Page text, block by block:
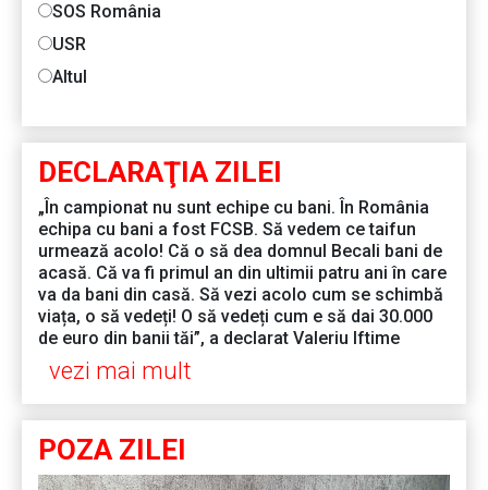
SOS România
USR
Altul
DECLARAŢIA ZILEI
„În campionat nu sunt echipe cu bani. În România
echipa cu bani a fost FCSB. Să vedem ce taifun
urmează acolo! Că o să dea domnul Becali bani de
acasă. Că va fi primul an din ultimii patru ani în care
va da bani din casă. Să vezi acolo cum se schimbă
viața, o să vedeți! O să vedeți cum e să dai 30.000
de euro din banii tăi”, a declarat Valeriu Iftime
vezi mai mult
POZA ZILEI